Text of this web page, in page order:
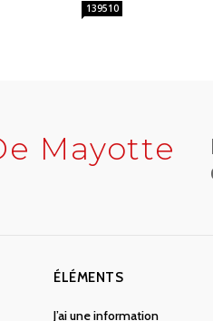
139510
Mayotte
ÉLÉMENTS
J’ai une information